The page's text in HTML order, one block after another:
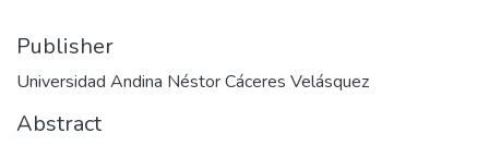
Publisher
Universidad Andina Néstor Cáceres Velásquez
Abstract